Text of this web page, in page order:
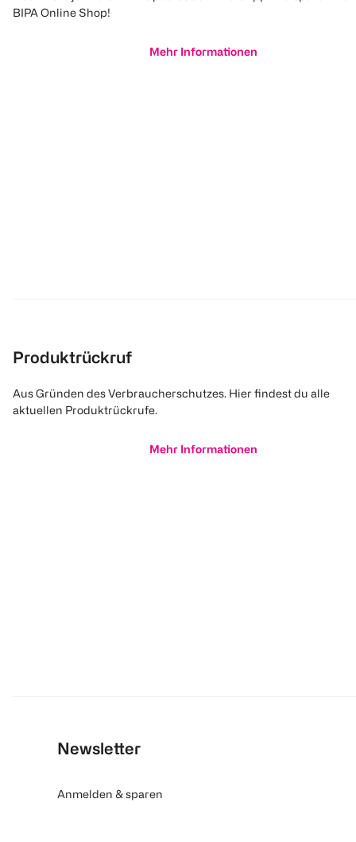
BIPA Online Shop!
Mehr Informationen
Produktrückruf
Aus Gründen des Verbraucherschutzes. Hier findest du alle
aktuellen Produktrückrufe.
Mehr Informationen
Newsletter
Anmelden & sparen